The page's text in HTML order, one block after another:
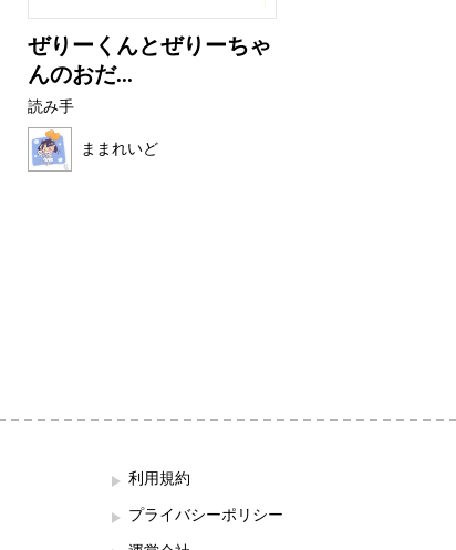
ぜりーくんとぜりーちゃ
んのおだ...
読み手
ままれいど
利用規約
プライバシーポリシー